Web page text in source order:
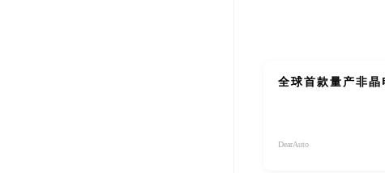
全球首款量产非
DearAuto